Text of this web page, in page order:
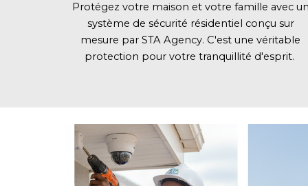
Protégez votre maison et votre famille avec
système de sécurité résidentiel conçu sur
mesure par STA Agency. C'est une véritable
protection pour votre tranquillité d'esprit.